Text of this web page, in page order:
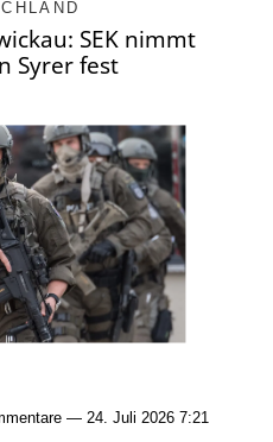
SEK nimmt
Syrer fest
— 24. Juli 2026 7:21